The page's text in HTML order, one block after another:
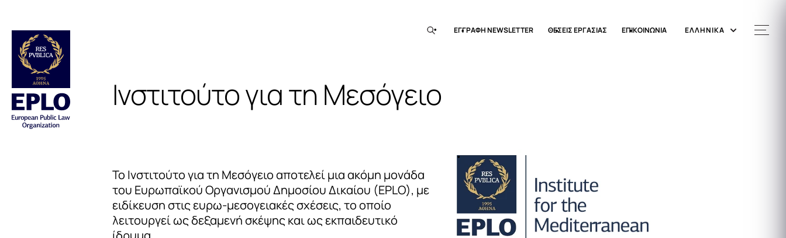
EΓΓΡΑΦΗ ΝEWSLETTER ΘΕΣΕΙΣ ΕΡΓΑΣΙΑΣ ΕΠΙΚΟΙΝΩΝΙΑ ΕΛΛΗΝΙΚΑ
Ινστιτούτο για τη Μεσόγειο
Το Ινστιτούτο για τη Μεσόγειο αποτελεί μια ακόμη μονάδα
του Ευρωπαϊκού Οργανισμού Δημοσίου Δικαίου (EPLO), με
ειδίκευση στις ευρω-μεσογειακές σχέσεις, το οποίο
λειτουργεί ως δεξαμενή σκέψης και ως εκπαιδευτικό